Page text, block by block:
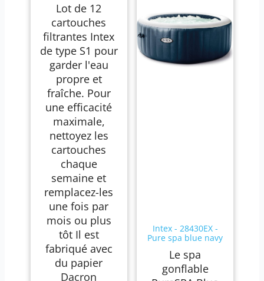
Lot de 12
cartouches
filtrantes Intex
de type S1 pour
garder l'eau
propre et
fraîche. Pour
une efficacité
maximale,
nettoyez les
cartouches
chaque
semaine et
remplacez-les
une fois par
mois ou plus
tôt Il est
fabriqué avec
du papier
Dacron
Intex - 28430EX -
Pure spa blue navy
Le spa
gonflable